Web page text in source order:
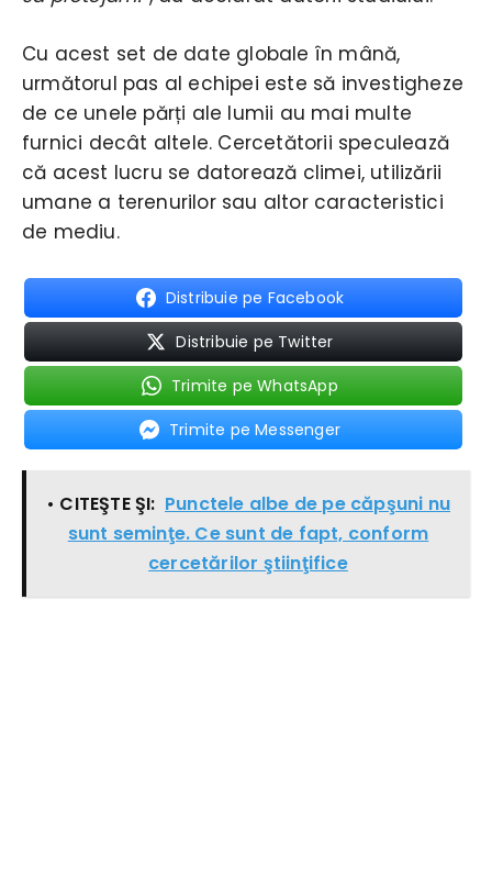
Cu acest set de date globale în mână,
următorul pas al echipei este să investigheze
de ce unele părți ale lumii au mai multe
furnici decât altele. Cercetătorii speculează
că acest lucru se datorează climei, utilizării
umane a terenurilor sau altor caracteristici
de mediu.
Distribuie pe Facebook
Distribuie pe Twitter
Trimite pe WhatsApp
Trimite pe Messenger
• CITEŞTE ŞI: Punctele albe de pe căpşuni nu
sunt seminţe. Ce sunt de fapt, conform
cercetărilor ştiinţifice